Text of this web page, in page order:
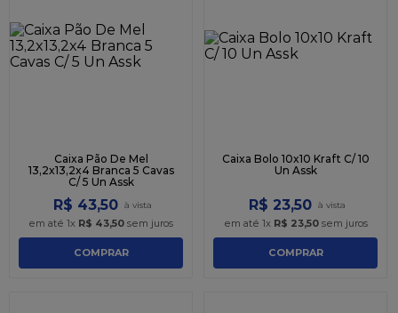
Caixa Pão De Mel
13,2x13,2x4 Branca 5 Cavas
C/ 5 Un Assk
R$ 43,50
em até 1x R$ 43,50 sem juros
COMPRAR
Caixa Bolo 10x10 Kraft C/ 10
Un Assk
R$ 23,50
em até 1x R$ 23,50sem juros
COMPRAR